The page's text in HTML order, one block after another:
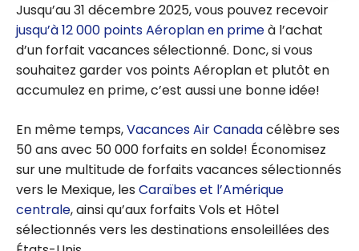
Jusqu’au 31 décembre 2025, vous pouvez recevoir
jusqu’à 12 000 points Aéroplan en primeà l’achat
d’un forfait vacances sélectionné. Donc, si vous
souhaitez garder vos points Aéroplan et plutôt en
accumulez en prime, c’est aussi une bonne idée!
En même temps,Vacances Air Canadacélèbre ses
50 ans avec 50 000 forfaits en solde! Économisez
sur une multitude de forfaits vacances sélectionnés
vers le Mexique, les Caraïbes et l’Amérique
centrale, ainsi qu’aux forfaits Vols et Hôtel
sélectionnés vers les destinations ensoleillées des